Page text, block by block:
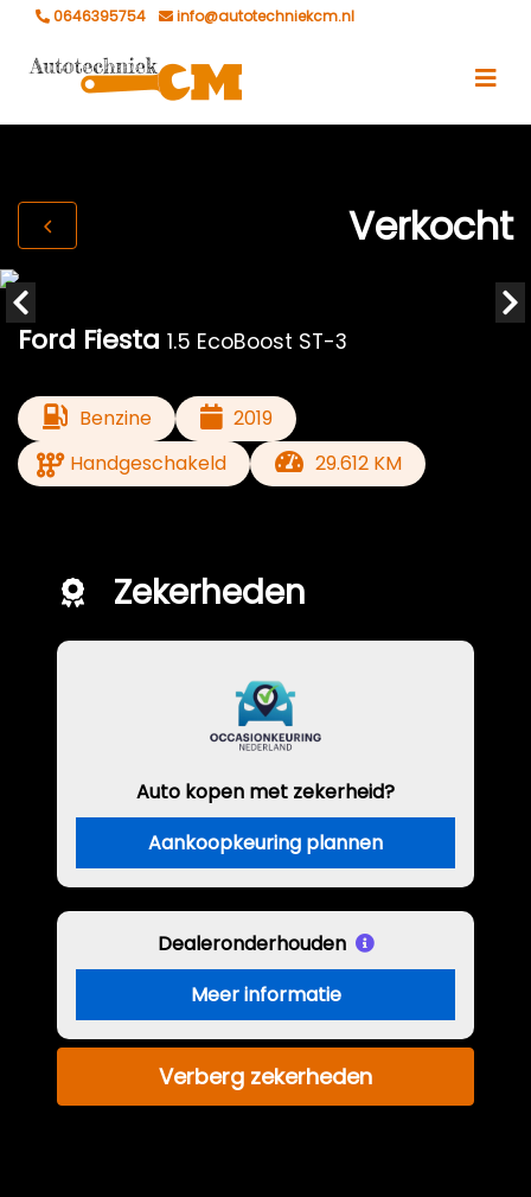
0646395754 info@autotechniekcm.nl
Verkocht
Ford Fiesta 1.5 EcoBoost ST-3
Benzine
2019
Handgeschakeld
29.612 KM
Zekerheden
Auto kopen met zekerheid?
Aankoopkeuring plannen
Dealeronderhouden
Meer informatie
Verberg zekerheden